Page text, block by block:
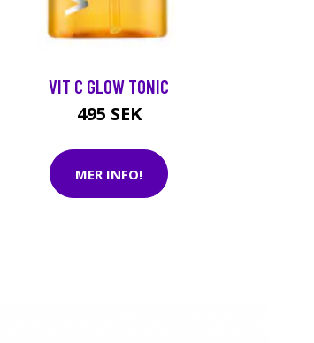
VIT C GLOW TONIC
495 SEK
MER INFO!